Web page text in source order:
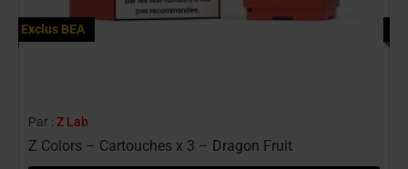
Exclus BEA
Par : Z Lab
Z Colors – Cartouches x 3 – Dragon Fruit